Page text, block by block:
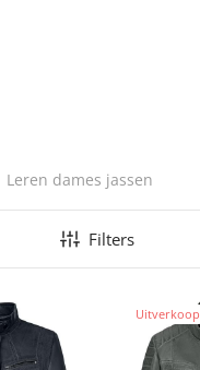
Leren dames jassen
Filters
Uitverkoop